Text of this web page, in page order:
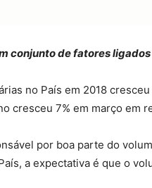
conjunto de fatores
no País em 2018
cresceu 7% em março em
por boa parte do
a expectativa é que o